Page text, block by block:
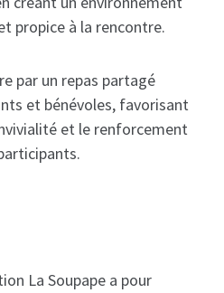
propice à la rencontre.
par un repas partagé
et bénévoles, favorisant
et le renforcement
La Soupape a pour